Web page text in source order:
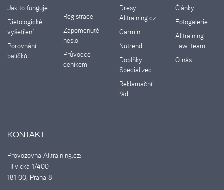
Jak to funguje
Dietologické
vyšetření
Porovnání
balíčků
Registrace
Zapomenuté
heslo
Průvodce
deníkem
Dresy
Alltraining.cz
Garmin
Nutrend
Doplňky
Specialized
Reklamační
řád
Články
Fotogalerie
Alltraining
Lawi team
O nás
KONTAKT
Provozovna Alltraining.cz:
Hlivická 1/400
181 00, Praha 8